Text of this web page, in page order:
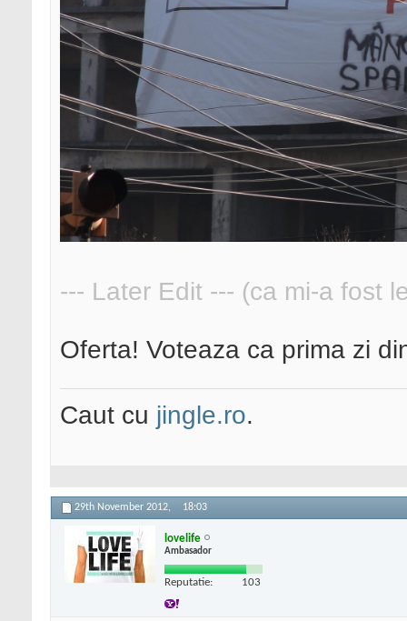
--- Later Edit --- (ca mi-a fost
Oferta! Voteaza ca prima zi
Caut cu jingle.ro.
29th November 2012, 18:03
lovelife
Ambasador
Reputatie: 103